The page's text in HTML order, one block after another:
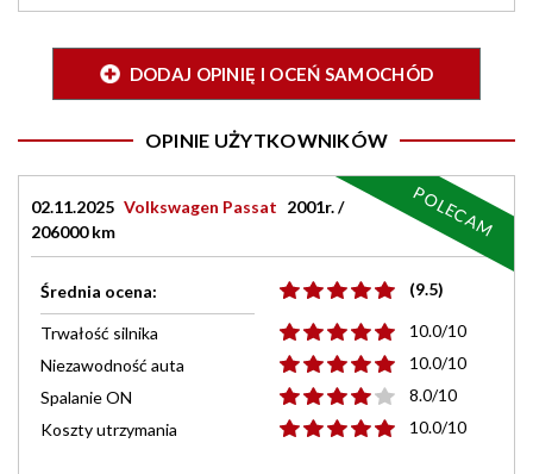
DODAJ OPINIĘ I OCEŃ SAMOCHÓD
OPINIE UŻYTKOWNIKÓW
02.11.2025 Volkswagen Passat 2001r. /
206000 km
Średnia ocena: (9.5)
Trwałość silnika
10.0/10
Niezawodność auta
10.0/10
Spalanie ON
8.0/10
Koszty utrzymania
10.0/10
POLECAM